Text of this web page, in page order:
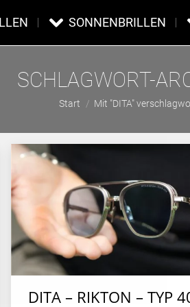
SONNENBRILLEN
SCHLAGWORT-
Sie befinden sich hier:
Start Mit "DITA"
DITA – RIKTON – TYP